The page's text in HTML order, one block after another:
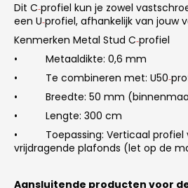
Dit C‑profiel kun je zowel
een U‑profiel, afhankelijk van jouw
Kenmerken Metal Stud C‑profiel
•
Metaaldikte: 0,6 mm
•
Te combineren met: U50‑
•
Breedte: 50 mm
•
Lengte: 300 cm
•
Toepassing: Verticaal
vrijdragende plafonds (let op de
Aansluitende producten voor